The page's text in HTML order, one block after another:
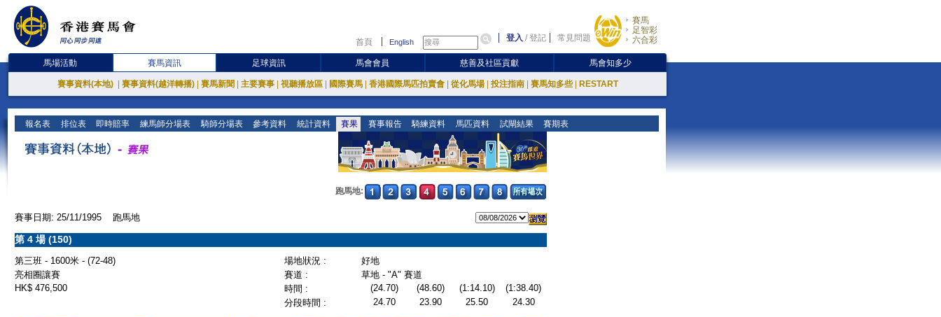
首頁 English 登入 /登記 常見問題
賽馬
足智彩
六合彩
馬場活動 賽馬資訊 足球資訊 馬會會員 慈善及社區貢獻 馬會知多少
賽事資料(本地) 賽事資料(越洋轉播) 賽馬新聞 主要賽事 視聽播放區 國際賽馬 香港國際馬匹拍賣會 從化馬場 投注指南 賽馬知多些 RESTART
報名表 排位表 即時賠率 練馬師分場表 騎師分場表 參考資料 統計資料 賽果 賽事報告 騎練資料 馬匹資料 試閘結果 賽期表
跑馬地:
賽事日期: 25/11/1995 跑馬地
第 4 場 (150)
第三班 - 1600米 - (72-48) 場地狀況 :
好地
亮相圈讓賽
賽道 :
草地 - "A" 賽道
HK$ 476,500
時間 : (24.70) (48.60) (1:14.10)
(1:38.40)
分段時間 :
24.70 23.90 25.50 24.30